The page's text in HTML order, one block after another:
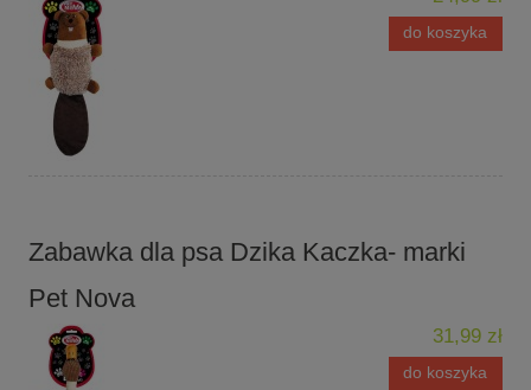
do koszyka
Zabawka dla psa Dzika Kaczka- marki
Pet Nova
31,99 zł
do koszyka